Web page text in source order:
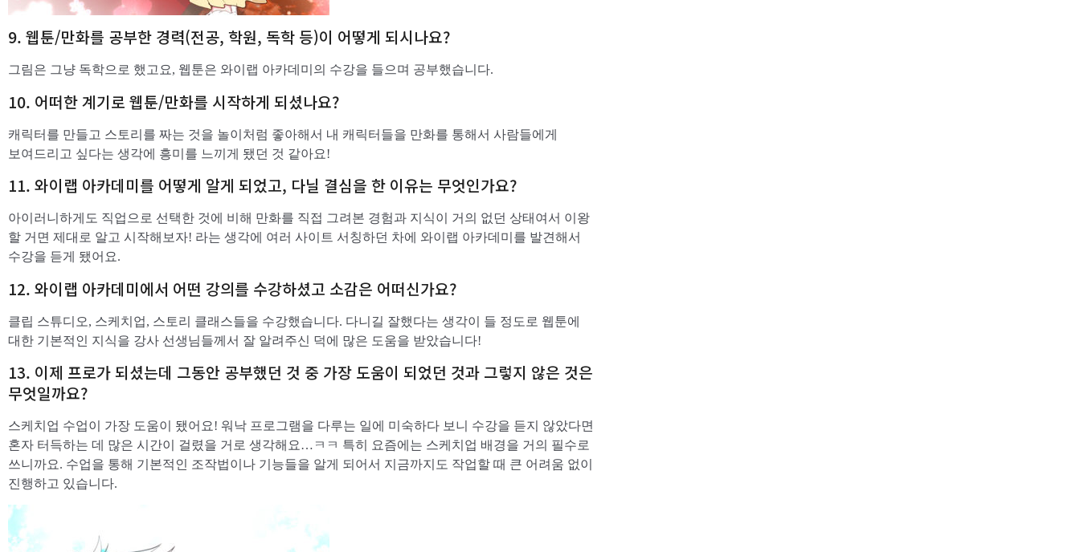
9. 웹툰/만화를 공부한 경력(전공, 학원, 독학 등)이 어떻게 되시나요?
그림은 그냥 독학으로 했고요, 웹툰은 와이랩 아카데미의 수강을 들으며 공부했습니다.
10. 어떠한 계기로 웹툰/만화를 시작하게 되셨나요?
캐릭터를 만들고 스토리를 짜는 것을 놀이처럼 좋아해서 내 캐릭터들을 만화를 통해서 사람들에게
보여드리고 싶다는 생각에 흥미를 느끼게 됐던 것 같아요!
11. 와이랩 아카데미를 어떻게 알게 되었고, 다닐 결심을 한 이유는 무엇인가요?
아이러니하게도 직업으로 선택한 것에 비해 만화를 직접 그려본 경험과 지식이 거의 없던 상태여서 이왕
할 거면 제대로 알고 시작해보자! 라는 생각에 여러 사이트 서칭하던 차에 와이랩 아카데미를 발견해서
수강을 듣게 됐어요.
12. 와이랩 아카데미에서 어떤 강의를 수강하셨고 소감은 어떠신가요?
클립 스튜디오, 스케치업, 스토리 클래스들을 수강했습니다. 다니길 잘했다는 생각이 들 정도로 웹툰에
대한 기본적인 지식을 강사 선생님들께서 잘 알려주신 덕에 많은 도움을 받았습니다!
13. 이제 프로가 되셨는데 그동안 공부했던 것 중 가장 도움이 되었던 것과 그렇지 않은 것은
무엇일까요?
스케치업 수업이 가장 도움이 됐어요! 워낙 프로그램을 다루는 일에 미숙하다 보니 수강을 듣지 않았다면
혼자 터득하는 데 많은 시간이 걸렸을 거로 생각해요…ㅋㅋ 특히 요즘에는 스케치업 배경을 거의 필수로
쓰니까요. 수업을 통해 기본적인 조작법이나 기능들을 알게 되어서 지금까지도 작업할 때 큰 어려움 없이
진행하고 있습니다.